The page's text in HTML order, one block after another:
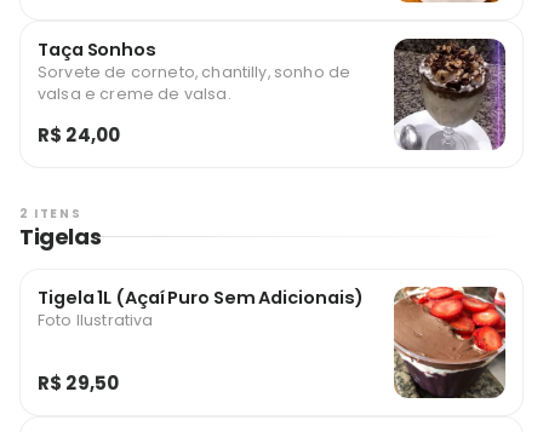
Taça Sonhos
Sorvete de corneto, chantilly, sonho de
valsa e creme de valsa.
R$ 24,00
2 ITENS
Tigelas
Tigela 1L (Açaí Puro Sem Adicionais)
Foto Ilustrativa
R$ 29,50